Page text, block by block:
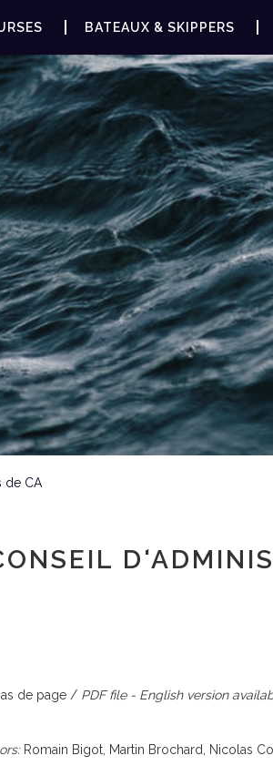
BATEAUX & SKIPPERS
CLASSE
de CA
de page / PDF file - English version
Romain Bigot, Martin Brochard, Nicolas